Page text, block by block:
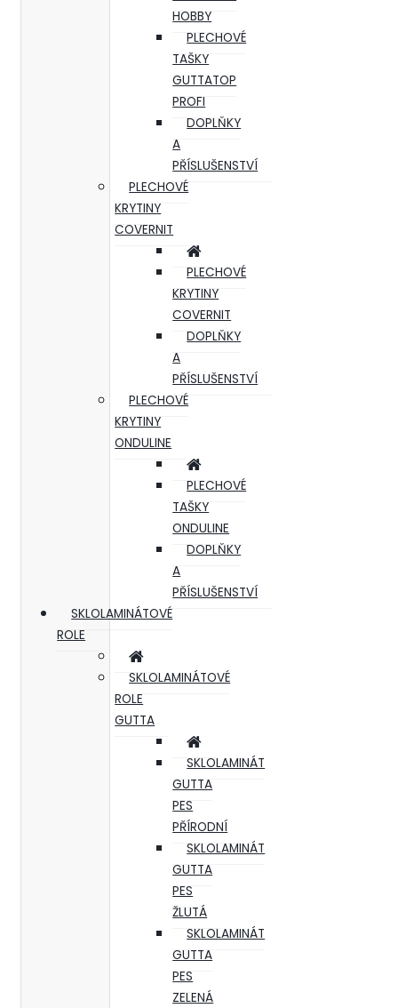
HOBBY
PLECHOVÉ
TAŠKY
GUTTATOP
PROFI
DOPLŇKY
A
PŘÍSLUŠENSTVÍ
PLECHOVÉ
KRYTINY
COVERNIT
PLECHOVÉ
KRYTINY
COVERNIT
DOPLŇKY
A
PŘÍSLUŠENSTVÍ
PLECHOVÉ
KRYTINY
ONDULINE
PLECHOVÉ
TAŠKY
ONDULINE
DOPLŇKY
A
PŘÍSLUŠENSTVÍ
SKLOLAMINÁTOVÉ
ROLE
SKLOLAMINÁTOVÉ
ROLE
GUTTA
SKLOLAMINÁT
GUTTA
PES
PŘÍRODNÍ
SKLOLAMINÁT
GUTTA
PES
ŽLUTÁ
SKLOLAMINÁT
GUTTA
PES
ZELENÁ